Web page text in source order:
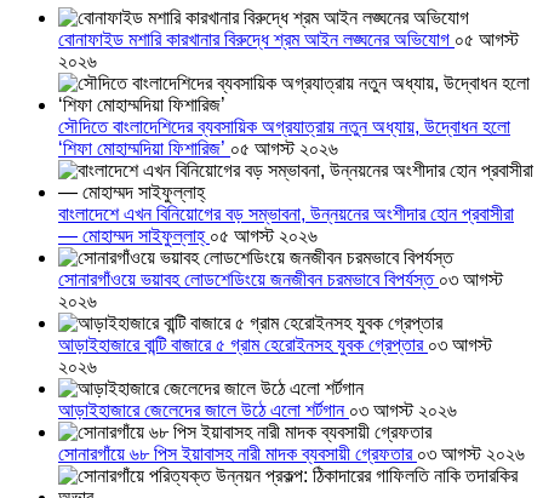
বোনাফাইড মশারি কারখানার বিরুদ্ধে শ্রম আইন লঙ্ঘনের অভিযোগ ০৫ আগস্ট
২০২৬
সৌদিতে বাংলাদেশিদের ব্যবসায়িক অগ্রযাত্রায় নতুন অধ্যায়, উদ্বোধন হলো
‘শিফা মোহাম্মদিয়া ফিশারিজ’ ০৫ আগস্ট ২০২৬
বাংলাদেশে এখন বিনিয়োগের বড় সম্ভাবনা, উন্নয়নের অংশীদার হোন প্রবাসীরা
— মোহাম্মদ সাইফুল্লাহ্ ০৫ আগস্ট ২০২৬
সোনারগাঁওয়ে ভয়াবহ লোডশেডিংয়ে জনজীবন চরমভাবে বিপর্যস্ত ০৩ আগস্ট
২০২৬
আড়াইহাজারে বান্টি বাজারে ৫ গ্রাম হেরোইনসহ যুবক গ্রেপ্তার ০৩ আগস্ট
২০২৬
আড়াইহাজারে জেলেদের জালে উঠে এলো শর্টগান ০৩ আগস্ট ২০২৬
সোনারগাঁয়ে ৬৮ পিস ইয়াবাসহ নারী মাদক ব্যবসায়ী গ্রেফতার ০৩ আগস্ট ২০২৬